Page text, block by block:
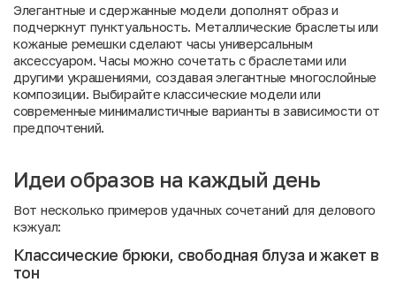
Элегантные и сдержанные модели дополнят образ и
подчеркнут пунктуальность. Металлические браслеты или
кожаные ремешки сделают часы универсальным
аксессуаром. Часы можно сочетать с браслетами или
другими украшениями, создавая элегантные многослойные
композиции. Выбирайте классические модели или
современные минималистичные варианты в зависимости от
предпочтений.
Идеи образов на каждый день
Вот несколько примеров удачных сочетаний для делового
кэжуал:
Классические брюки, свободная блуза и жакет в
тон